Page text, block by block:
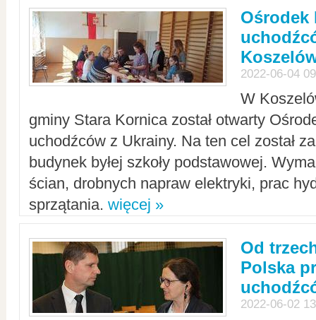
Ośrodek
2022-06-04
W
gminy Stara Kornica został otwarty
uchodźców z Ukrainy. Na ten cel został
budynek byłej szkoły podstawowej.
ścian, drobnych napraw elektryki, prac
sprzątania. więcej »
Od
Polska
2022-06-02